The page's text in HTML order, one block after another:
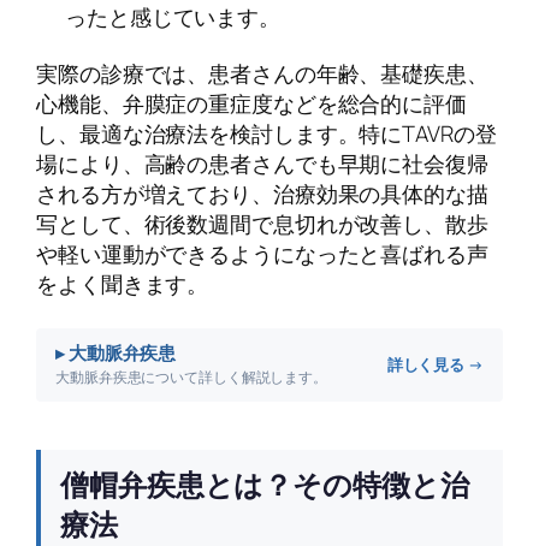
ったと感じています。
実際の診療では、患者さんの年齢、基礎疾患、
心機能、弁膜症の重症度などを総合的に評価
し、最適な治療法を検討します。特にTAVRの登
場により、高齢の患者さんでも早期に社会復帰
される方が増えており、治療効果の具体的な描
写として、術後数週間で息切れが改善し、散歩
や軽い運動ができるようになったと喜ばれる声
をよく聞きます。
▸ 大動脈弁疾患
大動脈弁疾患について詳しく解説します。
詳しく見る →
僧帽弁疾患とは？その特徴と治
療法